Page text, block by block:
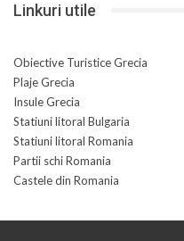
Linkuri utile
Obiective Turistice Grecia
Plaje Grecia
Insule Grecia
Statiuni litoral Bulgaria
Statiuni litoral Romania
Partii schi Romania
Castele din Romania